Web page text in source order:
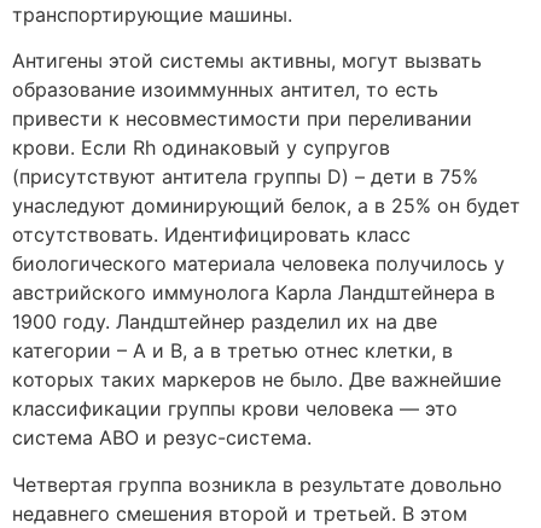
транспортирующие машины.
Антигены этой системы активны, могут вызвать
образование изоиммунных антител, то есть
привести к несовместимости при переливании
крови. Если Rh одинаковый у супругов
(присутствуют антитела группы D) – дети в 75%
унаследуют доминирующий белок, а в 25% он будет
отсутствовать. Идентифицировать класс
биологического материала человека получилось у
австрийского иммунолога Карла Ландштейнера в
1900 году. Ландштейнер разделил их на две
категории – А и В, а в третью отнес клетки, в
которых таких маркеров не было. Две важнейшие
классификации группы крови человека — это
система ABO и резус-система.
Четвертая группа возникла в результате довольно
недавнего смешения второй и третьей. В этом